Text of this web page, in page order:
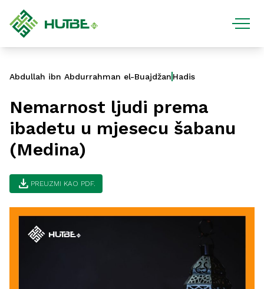
Abdullah ibn Abdurrahman el-Buajdžan Hadis
Nemarnost ljudi prema
ibadetu u mjesecu šabanu
(Medina)
download PREUZMI KAO PDF.